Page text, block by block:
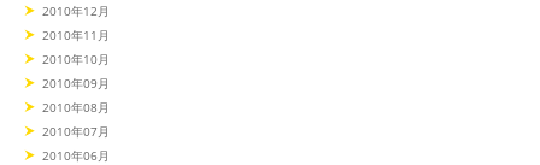
2010年12月
2010年11月
2010年10月
2010年09月
2010年08月
2010年07月
2010年06月